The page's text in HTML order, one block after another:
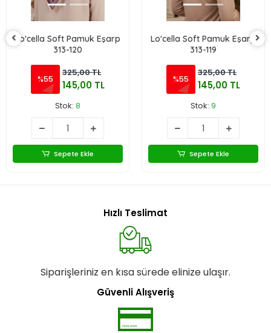
Lo'cella Soft Pamuk Eşarp
313-120
%55
325,00 TL
145,00 TL
Stok: 8
Sepete Ekle
Lo'cella Soft Pamuk Eşarp
313-119
%55
325,00 TL
145,00 TL
Stok: 9
Sepete Ekle
Hızlı Teslimat
Siparişleriniz en kısa sürede elinize ulaşır.
Güvenli Alışveriş